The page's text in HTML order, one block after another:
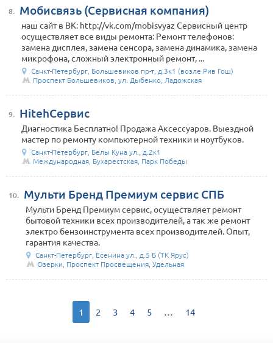
8. Мобисвязь (Сервисная компания)
наш сайт в ВК: http://vk.com/mobisvyaz Сервисный центр
осуществляет все виды ремонта: Ремонт телефонов:
замена дисплея, замена сенсора, замена динамика, замена
микрофона, сложный электронный ремонт, ...
Санкт-Петербург, Большевиков пр-т, д.3к1 (возле Рив Гош)
Проспект Большевиков, ул. Дыбенко, Ладожская
9. HitehСервис
Диагностика Бесплатно! Продажа Аксессуаров. Выездной
мастер по ремонту компьютерной техники и ноутбуков.
Санкт-Петербург, Белы Куна ул., д.2к1
Международная, Бухарестская, Парк Победы
10. Мульти Бренд Премиум сервис СПБ
Мульти Бренд Премиум сервис, осуществляет ремонт
бытовой техники всех производителей, а так же ремонт
электро бензоинструмента всех производителей. Опыт,
гарантия качества.
Санкт-Петербург, Есенина ул., д.5 Б (ТК Ярус)
Озерки, Проспект Просвещения, Удельная
1 2 3 4 5 … 14